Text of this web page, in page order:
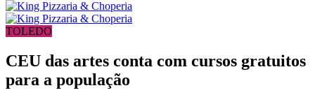
TOLEDO
CEU das artes conta com cursos gratuitos
para a população